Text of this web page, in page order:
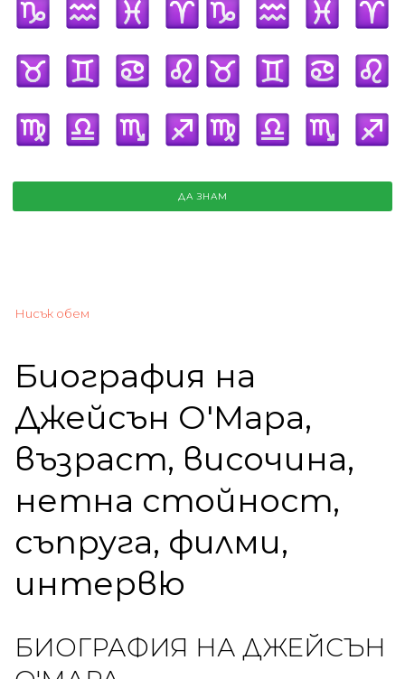
ДА ЗНАМ
Нисък обем
Биография на
Джейсън О'Мара,
възраст, височина,
нетна стойност,
съпруга, филми,
интервю
БИОГРАФИЯ НА ДЖЕЙСЪН